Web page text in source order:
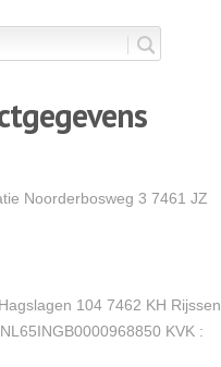
Noorderbosweg 3 7461 JZ
104 7462 KH Rijssen
KVK :